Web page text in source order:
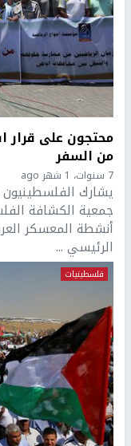
محتجون على قرار
من السفر
7 سنوات، 1 شهر ago
يشارك الفلسطينيون
جمعية الكشافة
أنشطة المعسكر
الرئيسي ...
فلسطينيات